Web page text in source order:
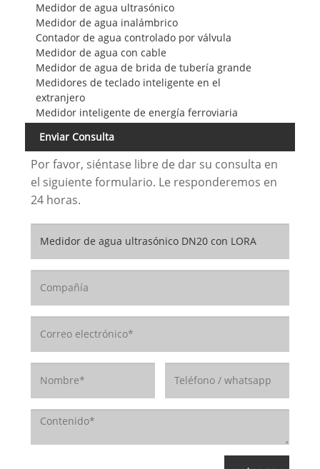
Medidor de agua ultrasónico
Medidor de agua inalámbrico
Contador de agua controlado por válvula
Medidor de agua con cable
Medidor de agua de brida de tubería grande
Medidores de teclado inteligente en el
extranjero
Medidor inteligente de energía ferroviaria
Enviar Consulta
Por favor, siéntase libre de dar su consulta en
el siguiente formulario. Le responderemos en
24 horas.